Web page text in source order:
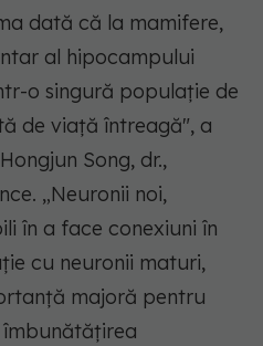
dată că la mamifere,
al hipocampului
o singură populație de
de viață întreagă", a
Song, dr.,
„Neuronii noi,
în a face conexiuni în
cu neuronii maturi,
majoră pentru
îmbunătățirea